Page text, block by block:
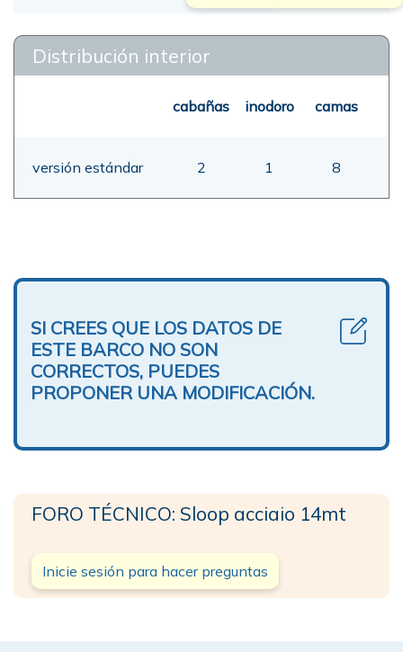
Distribución interior
cabañas inodoro camas
versión estándar 2 1 8
SI CREES QUE LOS DATOS DE
ESTE BARCO NO SON
CORRECTOS, PUEDES
PROPONER UNA MODIFICACIÓN.
FORO TÉCNICO: Sloop acciaio 14mt
Inicie sesión para hacer preguntas